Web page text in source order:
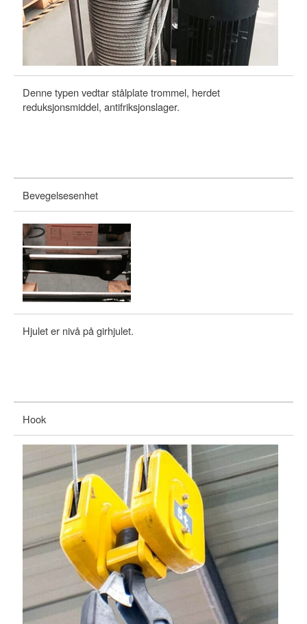
Denne typen vedtar stålplate trommel, herdet
reduksjonsmiddel, antifriksjonslager.
Bevegelsesenhet
Hjulet er nivå på girhjulet.
Hook